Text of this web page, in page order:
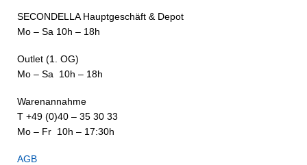
SECONDELLA Hauptgeschäft & Depot
Mo – Sa 10h – 18h
Outlet (1. OG)
Mo – Sa 10h – 18h
Warenannahme
T +49 (0)40 – 35 30 33
Mo – Fr 10h – 17:30h
AGB